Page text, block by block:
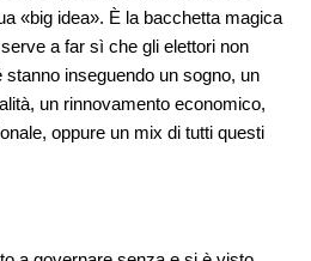
«big idea». È la bacchetta magica
a far sì che gli elettori non
inseguendo un sogno, un
un rinnovamento economico,
oppure un mix di tutti questi